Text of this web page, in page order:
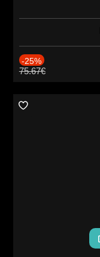
-25%
75.67€